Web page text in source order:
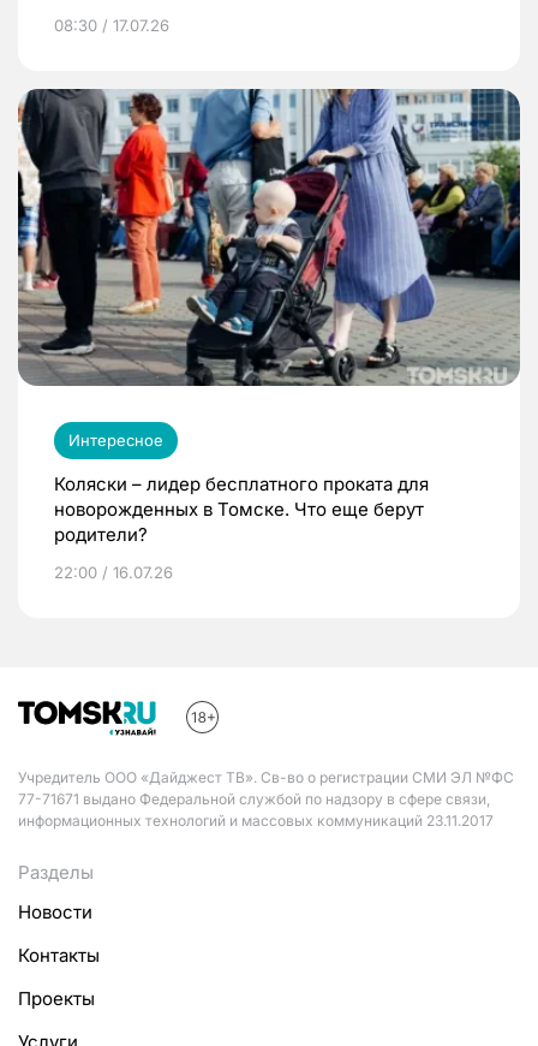
08:30 / 17.07.26
Интересное
Коляски – лидер бесплатного проката для
новорожденных в Томске. Что еще берут
родители?
22:00 / 16.07.26
Учредитель ООО «Дайджест ТВ». Св-во о регистрации СМИ ЭЛ №ФС
77-71671 выдано Федеральной службой по надзору в сфере связи,
информационных технологий и массовых коммуникаций 23.11.2017
Разделы
Новости
Контакты
Проекты